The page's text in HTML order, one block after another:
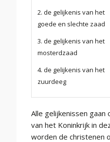
2. de gelijkenis van het
goede en slechte zaad
3. de gelijkenis van het
mosterdzaad
4. de gelijkenis van het
zuurdeeg
Alle gelijkenissen
van het Koninkrijk in
worden de christenen